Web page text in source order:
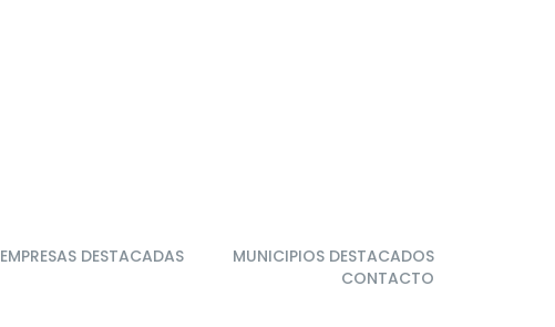
EMPRESAS DESTACADAS
MUNICIPIOS DESTACADOS
CONTACTO